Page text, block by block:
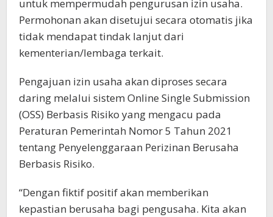
untuk mempermudah pengurusan izin usaha.
Permohonan akan disetujui secara otomatis jika
tidak mendapat tindak lanjut dari
kementerian/lembaga terkait.
Pengajuan izin usaha akan diproses secara
daring melalui sistem Online Single Submission
(OSS) Berbasis Risiko yang mengacu pada
Peraturan Pemerintah Nomor 5 Tahun 2021
tentang Penyelenggaraan Perizinan Berusaha
Berbasis Risiko.
“Dengan fiktif positif akan memberikan
kepastian berusaha bagi pengusaha. Kita akan